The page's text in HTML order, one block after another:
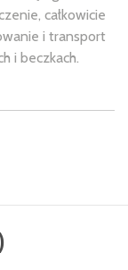
całkowicie
i transport
i beczkach.